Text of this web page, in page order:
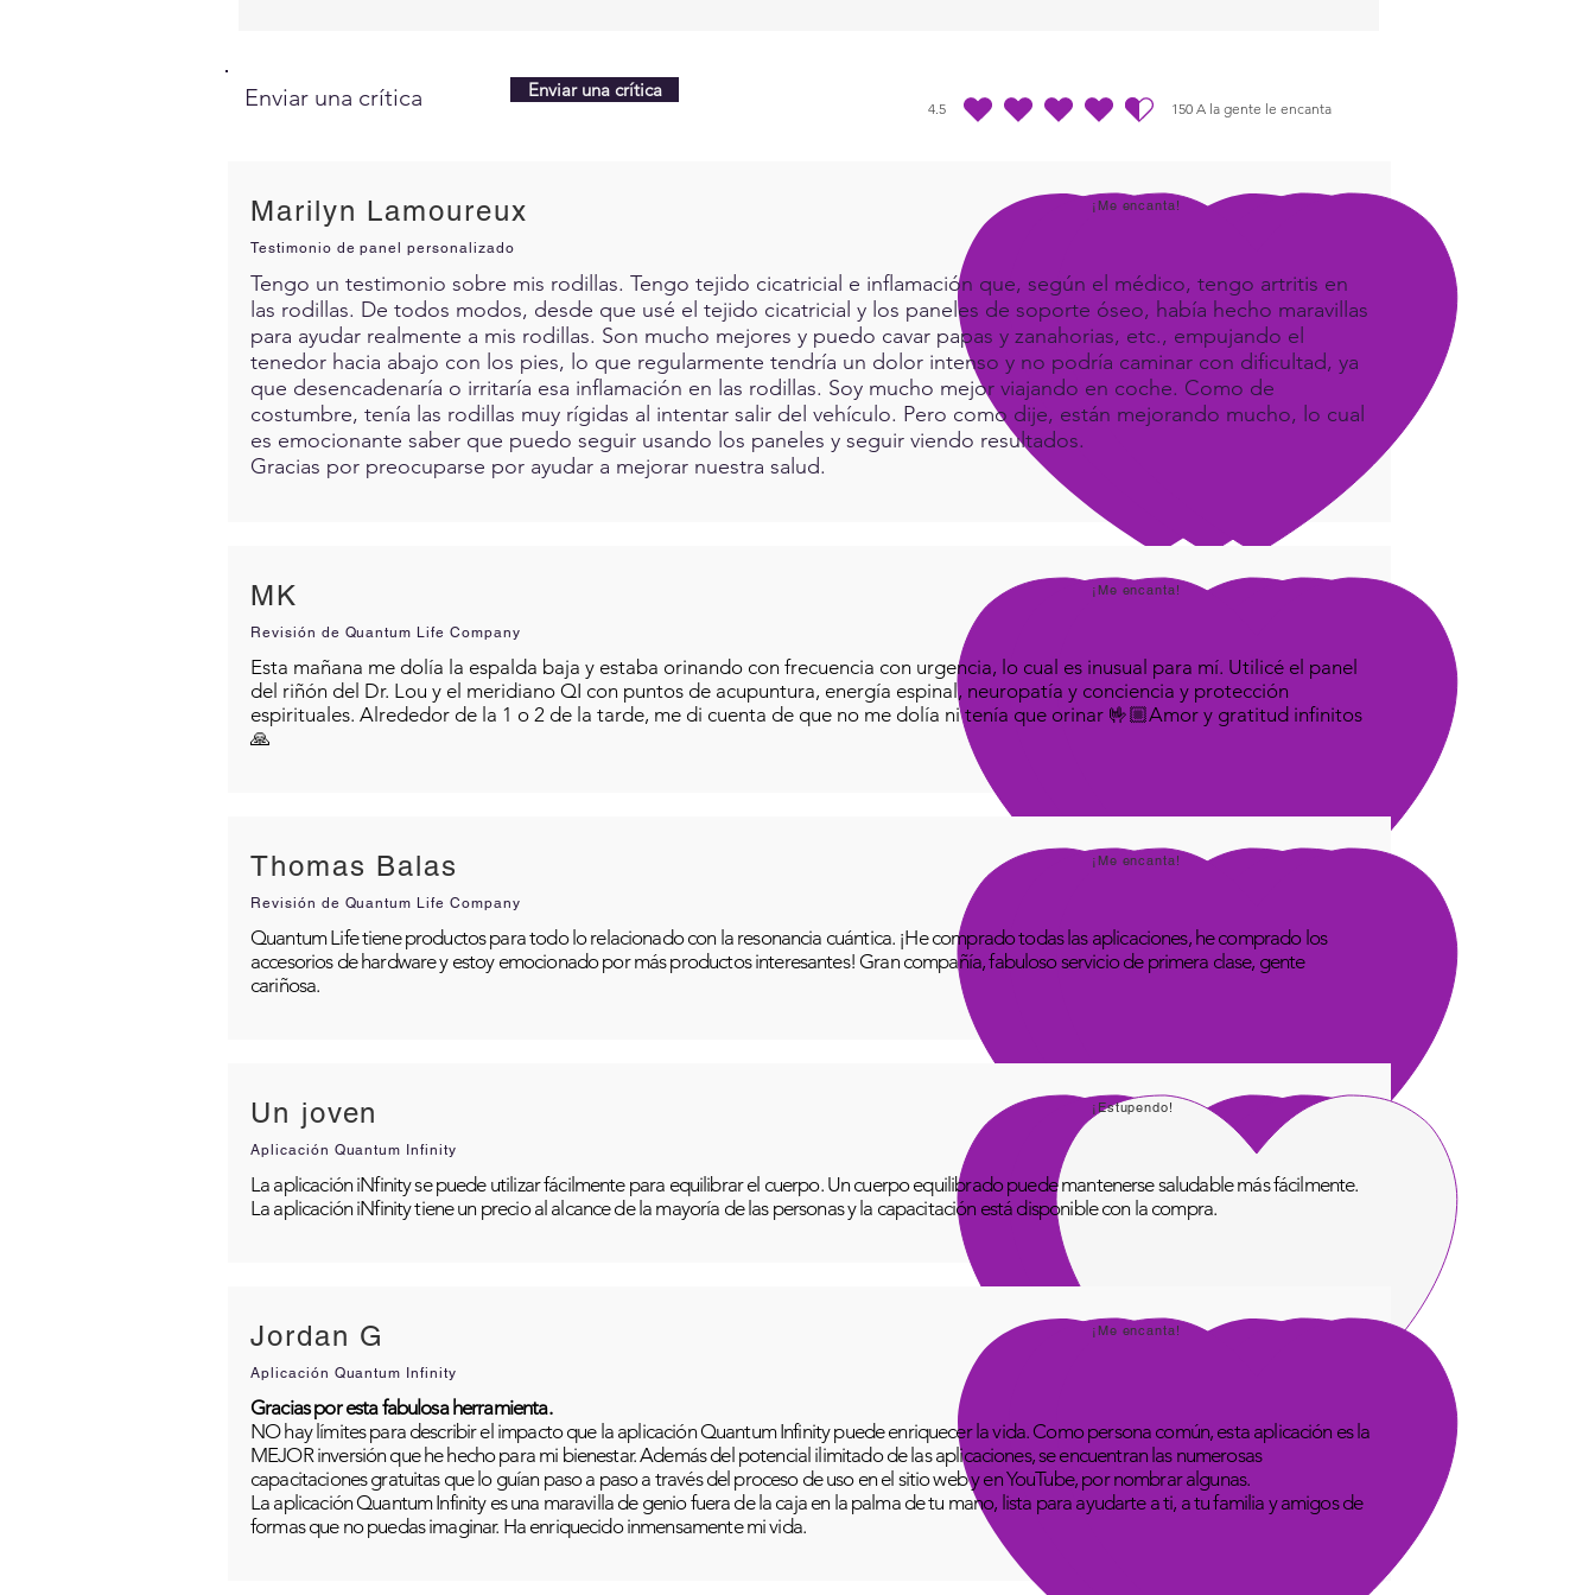
Enviar una crítica Enviar una crítica
4.5 150 A la gente le encanta
la calificación promedio es 4.5 de 5, basada en 150 votos, A la gente le encanta
Marilyn Lamoureux ¡Me encanta!
Testimonio de panel personalizado
Tengo un testimonio sobre mis rodillas. Tengo tejido cicatricial e inflamación que, según el médico, tengo artritis en
las rodillas. De todos modos, desde que usé el tejido cicatricial y los paneles de soporte óseo, había hecho maravillas
para ayudar realmente a mis rodillas. Son mucho mejores y puedo cavar papas y zanahorias, etc., empujando el
tenedor hacia abajo con los pies, lo que regularmente tendría un dolor intenso y no podría caminar con dificultad, ya
que desencadenaría o irritaría esa inflamación en las rodillas. Soy mucho mejor viajando en coche. Como de
costumbre, tenía las rodillas muy rígidas al intentar salir del vehículo. Pero como dije, están mejorando mucho, lo cual
es emocionante saber que puedo seguir usando los paneles y seguir viendo resultados.
Gracias por preocuparse por ayudar a mejorar nuestra salud.
MK ¡Me encanta!
Revisión de Quantum Life Company
Esta mañana me dolía la espalda baja y estaba orinando con frecuencia con urgencia, lo cual es inusual para mí. Utilicé el panel
del riñón del Dr. Lou y el meridiano QI con puntos de acupuntura, energía espinal, neuropatía y conciencia y protección
espirituales. Alrededor de la 1 o 2 de la tarde, me di cuenta de que no me dolía ni tenía que orinar 🤟🏼Amor y gratitud infinitos
🙏
Thomas Balas ¡Me encanta!
Revisión de Quantum Life Company
Quantum Life tiene productos para todo lo relacionado con la resonancia cuántica. ¡He comprado todas las aplicaciones, he comprado los
accesorios de hardware y estoy emocionado por más productos interesantes! Gran compañía, fabuloso servicio de primera clase, gente
cariñosa.
Un joven ¡Estupendo!
Aplicación Quantum Infinity
La aplicación iNfinity se puede utilizar fácilmente para equilibrar el cuerpo. Un cuerpo equilibrado puede mantenerse saludable más fácilmente.
La aplicación iNfinity tiene un precio al alcance de la mayoría de las personas y la capacitación está disponible con la compra.
Jordan G ¡Me encanta!
Aplicación Quantum Infinity
Gracias por esta fabulosa herramienta.
NO hay límites para describir el impacto que la aplicación Quantum Infinity puede enriquecer la vida. Como persona común, esta aplicación es la
MEJOR inversión que he hecho para mi bienestar. Además del potencial ilimitado de las aplicaciones, se encuentran las numerosas
capacitaciones gratuitas que lo guían paso a paso a través del proceso de uso en el sitio web y en YouTube, por nombrar algunas.
La aplicación Quantum Infinity es una maravilla de genio fuera de la caja en la palma de tu mano, lista para ayudarte a ti, a tu familia y amigos de
formas que no puedas imaginar. Ha enriquecido inmensamente mi vida.